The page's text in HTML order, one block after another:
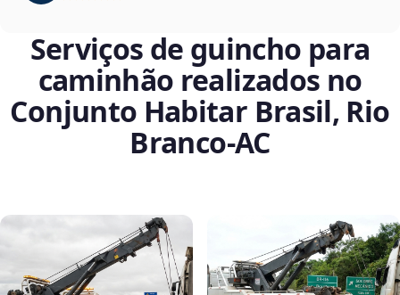
Serviços de guincho para
caminhão realizados no
Conjunto Habitar Brasil, Rio
Branco‑AC